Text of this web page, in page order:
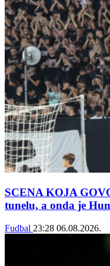
SCENA KOJA
tunelu, a onda je
Fudbal 23:28 06.08.2026.